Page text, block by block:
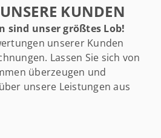
KUNDEN
sind unser größtes Lob!
unserer Kunden
Lassen Sie sich von
überzeugen und
unsere Leistungen aus